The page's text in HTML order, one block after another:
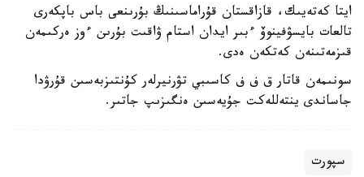
ايتا كەتەيىك، قازاقستان قۇراماسىنىڭ بۇرىنعى باس باپكەرى
تالعات بايسۋفينوۆ ءبىر ايدان استام ۋاقىت بۇرىن ءوز ەركىمەن
قىزمەتىنەن كەتكەن ەدى.
سونىمەن قاتار ق ف ف كاسىبي تۋرنيرلەر كۇنتىزبەسىن قۇرۋدا
جاساندى ينتەللەكت جۇيەسىن ەنگىزىپ جاتىر.
سپورت